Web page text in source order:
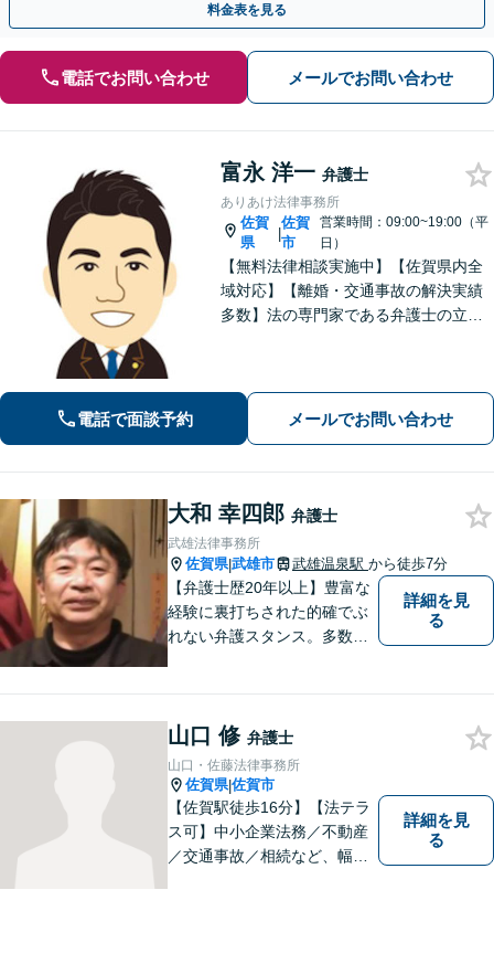
料金表を見る
電話でお問い合わせ メールでお問い合わせ
富永 洋一 弁護士
ありあけ法律事務所
佐賀
県
|
佐賀
市
営業時間：09:00~19:00（平
日）
【無料法律相談実施中】【佐賀県内全
域対応】【離婚・交通事故の解決実績
多数】法の専門家である弁護士の立場
電話で面談予約 メールでお問い合わせ
大和 幸四郎 弁護士
武雄法律事務所
佐賀県|武雄市 武雄温泉駅 から徒歩7分
【弁護士歴20年以上】豊富な
経験に裏打ちされた的確でぶ
れない弁護スタンス。多数の
法書士などとも連携しワンス
トップで解決。難事件には他
弁護士と協力も。元調停委
員。
詳細を見
る
山口 修 弁護士
山口・佐藤法律事務所
佐賀県|佐賀市
【佐賀駅徒歩16分】【法テラ
ス可】中小企業法務／不動産
／交通事故／相続など、幅広
詳細を見
る